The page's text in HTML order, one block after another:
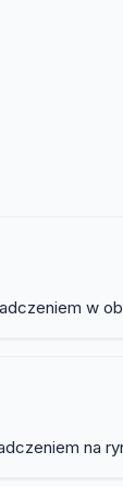
w
na